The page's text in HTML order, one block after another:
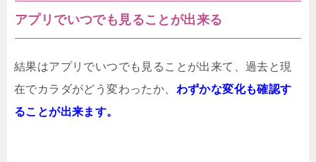
アプリでいつでも見ることが出来る
結果はアプリでいつでも見ることが出来て、過去と現
在でカラダがどう変わったか、 わずかな変化も確認す
ることが出来ます。